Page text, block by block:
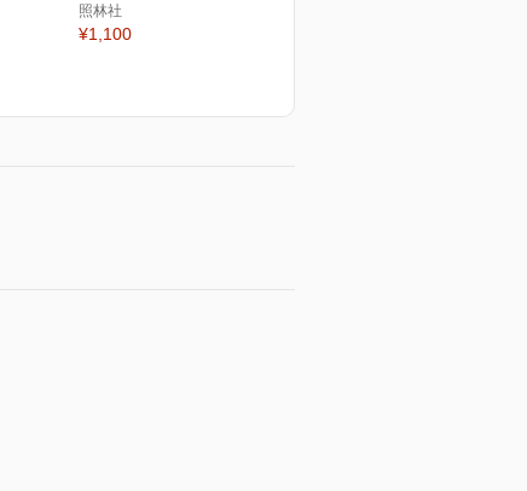
照林社
¥1,100